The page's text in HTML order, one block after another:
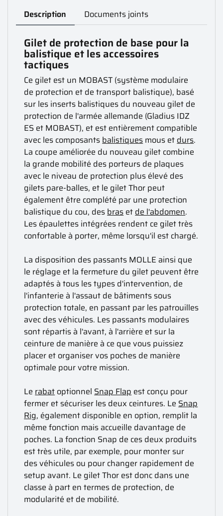
Description Documents joints
Gilet de protection de base pour la
balistique et les accessoires
tactiques
Ce gilet est un MOBAST (système modulaire
de protection et de transport balistique), basé
sur les inserts balistiques du nouveau gilet de
protection de l'armée allemande (Gladius IDZ
ES et MOBAST), et est entièrement compatible
avec les composants balistiques mous et durs.
La coupe améliorée du nouveau gilet combine
la grande mobilité des porteurs de plaques
avec le niveau de protection plus élevé des
gilets pare-balles, et le gilet Thor peut
également être complété par une protection
balistique du cou, des bras et de l'abdomen.
Les épaulettes intégrées rendent ce gilet très
confortable à porter, même lorsqu'il est chargé.
La disposition des passants MOLLE ainsi que
le réglage et la fermeture du gilet peuvent être
adaptés à tous les types d'intervention, de
l'infanterie à l'assaut de bâtiments sous
protection totale, en passant par les patrouilles
avec des véhicules. Les passants modulaires
sont répartis à l'avant, à l'arrière et sur la
ceinture de manière à ce que vous puissiez
placer et organiser vos poches de manière
optimale pour votre mission.
Le rabat optionnel Snap Flap est conçu pour
fermer et sécuriser les deux ceintures. Le Snap
Rig, également disponible en option, remplit la
même fonction mais accueille davantage de
poches. La fonction Snap de ces deux produits
est très utile, par exemple, pour monter sur
des véhicules ou pour changer rapidement de
setup avant. Le gilet Thor est donc dans une
classe à part en termes de protection, de
modularité et de mobilité.